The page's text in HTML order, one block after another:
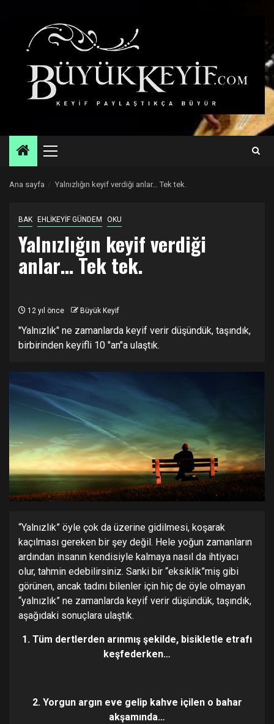
Primary
Ana sayfa Yalnızlığın keyif verdiği anlar… Tek tek.
BAK EHLİKEYİF GÜNDEM OKU
Yalnızlığın keyif verdiği
anlar… Tek tek.
12 yıl önce Büyük Keyif
"Yalnızlık" ne zamanlarda keyif verir düşündük, taşındık,
birbirinden keyifli 10 "an"a ulaştık.
“Yalnızlık” öyle çok da üzerine gidilmesi, koşarak
kaçılması gereken bir şey değil. Hele yoğun zamanların
ardından insanın kendisiyle kalmaya nasıl da ihtiyacı
olur, tahmin edebilirsiniz. Sanki bir “eksiklik”miş gibi
görünen, ancak tadını bilenler için hiç de öyle olmayan
“yalnızlık” ne zamanlarda keyif verir düşündük, taşındık,
aşağıdaki sonuçlara ulaştık.
1. Tüm dertlerden arınmış şekilde, bisikletle etrafı
keşfederken…
2. Yorgun argın eve gelip kahve içilen o bahar
akşamında…